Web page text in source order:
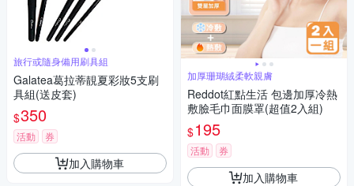
旅行或隨身備用刷具組
Galatea葛拉蒂靚夏彩妝5支刷
具組(送皮套)
$350
活動 券
加入購物車
加厚珊瑚絨柔軟親膚
Reddot紅點生活 包邊加厚冷熱
敷臉毛巾面膜罩(超值2入組)
$195
活動 券
加入購物車